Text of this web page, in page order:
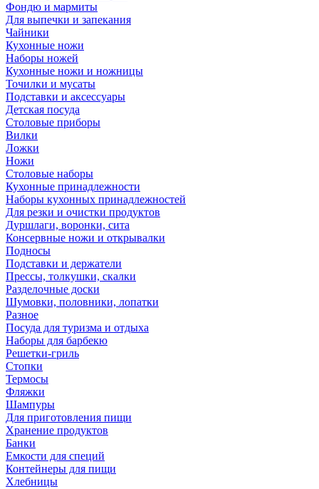
Фондю и мармиты
Для выпечки и запекания
Чайники
Кухонные ножи
Наборы ножей
Кухонные ножи и ножницы
Точилки и мусаты
Подставки и аксессуары
Детская посуда
Столовые приборы
Вилки
Ложки
Ножи
Столовые наборы
Кухонные принадлежности
Наборы кухонных принадлежностей
Для резки и очистки продуктов
Дуршлаги, воронки, сита
Консервные ножи и открывалки
Подносы
Подставки и держатели
Прессы, толкушки, скалки
Разделочные доски
Шумовки, половники, лопатки
Разное
Посуда для туризма и отдыха
Наборы для барбекю
Решетки-гриль
Стопки
Термосы
Фляжки
Шампуры
Для приготовления пищи
Хранение продуктов
Банки
Емкости для специй
Контейнеры для пищи
Хлебницы